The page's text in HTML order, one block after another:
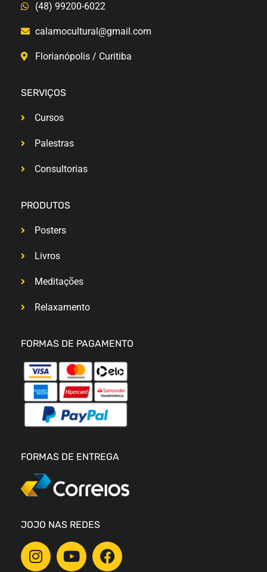
(48) 99200-6022
calamocultural@gmail.com
Florianópolis / Curitiba
SERVIÇOS
Cursos
Palestras
Consultorias
PRODUTOS
Posters
Livros
Meditações
Relaxamento
FORMAS DE PAGAMENTO
FORMAS DE ENTREGA
JOJO NAS REDES